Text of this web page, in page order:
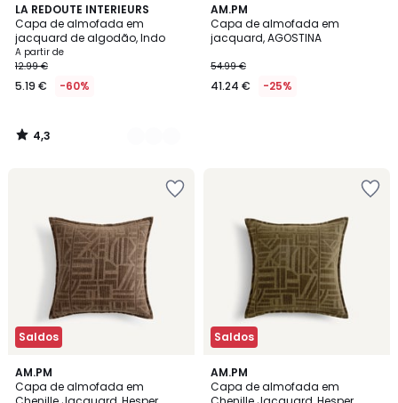
LA REDOUTE INTERIEURS
Capa de almofada em
jacquard de algodão, Indo
A partir de
12.99 €
5.19 € -60%
4,3
/ 5
4
Cores
4,3
/
AM.PM
Capa de almofada em
jacquard, AGOSTINA
54.99 €
41.24 € -25%
Saldos
AM.PM
Capa de almofada em
Saldos
AM.PM
Capa de almofada em